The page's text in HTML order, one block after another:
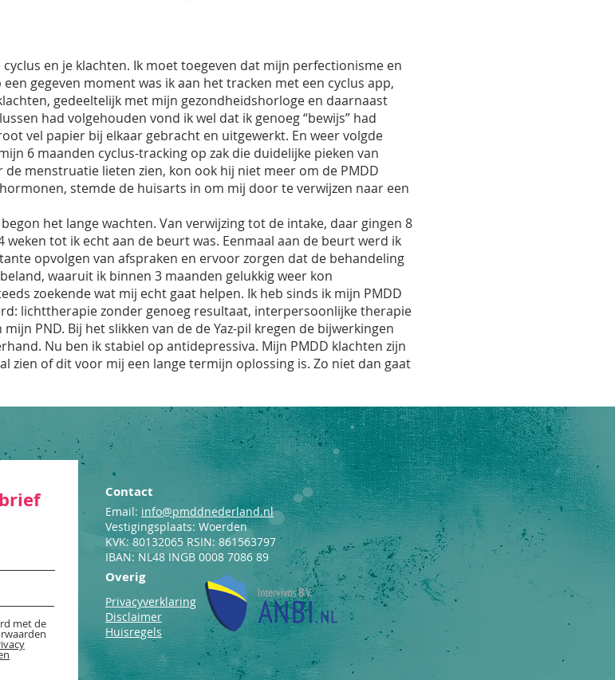
en je klachten. Ik moet toegeven dat mijn perfectionisme en
gegeven moment was ik aan het tracken met een cyclus app,
gedeeltelijk met mijn gezondheidshorloge en daarnaast
had volgehouden vond ik wel dat ik genoeg “bewijs” had
vel papier bij elkaar gebracht en uitgewerkt. En weer volgde
6 maanden cyclus-tracking op zak die duidelijke pieken van
menstruatie lieten zien, kon ook hij niet meer om de PMDD
stemde de huisarts in om mij door te verwijzen naar een
het lange wachten. Van verwijzing tot de intake, daar gingen 8
tot ik echt aan de beurt was. Eenmaal aan de beurt werd ik
opvolgen van afspraken en ervoor zorgen dat de behandeling
waaruit ik binnen 3 maanden gelukkig weer kon
zoekende wat mij echt gaat helpen. Ik heb sinds ik mijn PMDD
lichttherapie zonder genoeg resultaat, interpersoonlijke therapie
PND. Bij het slikken van de de Yaz-pil kregen de bijwerkingen
Nu ben ik stabiel op antidepressiva. Mijn PMDD klachten zijn
zien of dit voor mij een lange termijn oplossing is. Zo niet dan gaat
met de
Contact
Email: info@pmddnederland.nl
Vestigingsplaats: Woerden
KVK: 80132065 RSIN: 861563797
IBAN: NL48 INGB 0008 7086 89
Privacyverklaring
Disclaimer
Huisregels
Overig